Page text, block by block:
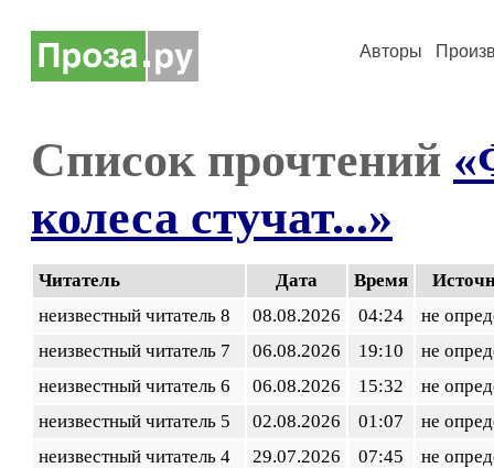
Авторы
Список прочтений
колеса стучат...»
Читатель Дата Время
неизвестный читатель 8
08.08.2026 04:24
не
неизвестный читатель 7
06.08.2026 19:10
не
неизвестный читатель 6
06.08.2026 15:32
не
неизвестный читатель 5
02.08.2026 01:07
не
неизвестный читатель 4
29.07.2026 07:45
не